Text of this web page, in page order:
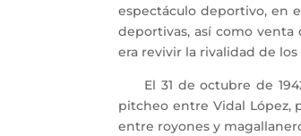
espectáculo deportivo, en
deportivas, así como
era revivir la rivalidad de
El 31 de octubre de
pitcheo entre Vidal López,
entre royones y